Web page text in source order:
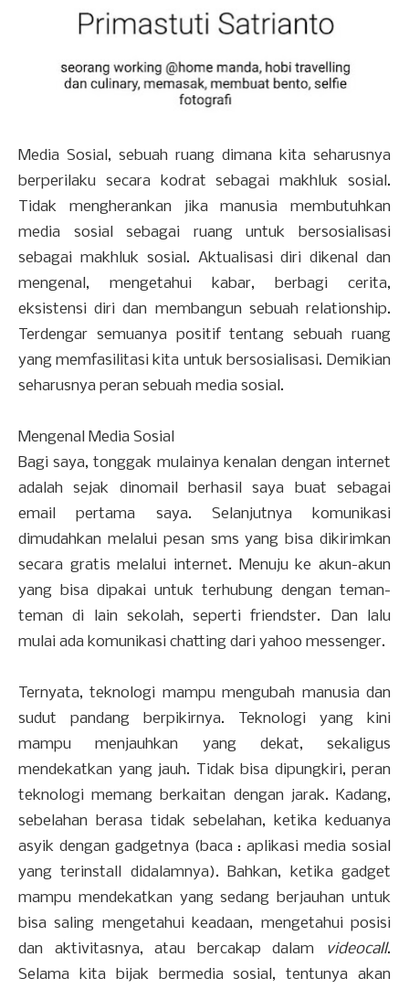
Media Sosial, sebuah ruang dimana kita seharusnya
berperilaku secara kodrat sebagai makhluk sosial.
Tidak mengherankan jika manusia membutuhkan
media sosial sebagai ruang untuk bersosialisasi
sebagai makhluk sosial. Aktualisasi diri dikenal dan
mengenal, mengetahui kabar, berbagi cerita,
eksistensi diri dan membangun sebuah relationship.
Terdengar semuanya positif tentang sebuah ruang
yang memfasilitasi kita untuk bersosialisasi. Demikian
seharusnya peran sebuah media sosial.
Mengenal Media Sosial
Bagi saya, tonggak mulainya kenalan dengan internet
adalah sejak dinomail berhasil saya buat sebagai
email pertama saya. Selanjutnya komunikasi
dimudahkan melalui pesan sms yang bisa dikirimkan
secara gratis melalui internet. Menuju ke akun-akun
yang bisa dipakai untuk terhubung dengan teman-
teman di lain sekolah, seperti friendster. Dan lalu
mulai ada komunikasi chatting dari yahoo messenger.
Ternyata, teknologi mampu mengubah manusia dan
sudut pandang berpikirnya. Teknologi yang kini
mampu menjauhkan yang dekat, sekaligus
mendekatkan yang jauh. Tidak bisa dipungkiri, peran
teknologi memang berkaitan dengan jarak. Kadang,
sebelahan berasa tidak sebelahan, ketika keduanya
asyik dengan gadgetnya (baca : aplikasi media sosial
yang terinstall didalamnya). Bahkan, ketika gadget
mampu mendekatkan yang sedang berjauhan untuk
bisa saling mengetahui keadaan, mengetahui posisi
dan aktivitasnya, atau bercakap dalam
videocall.
Selama kita bijak bermedia sosial, tentunya akan